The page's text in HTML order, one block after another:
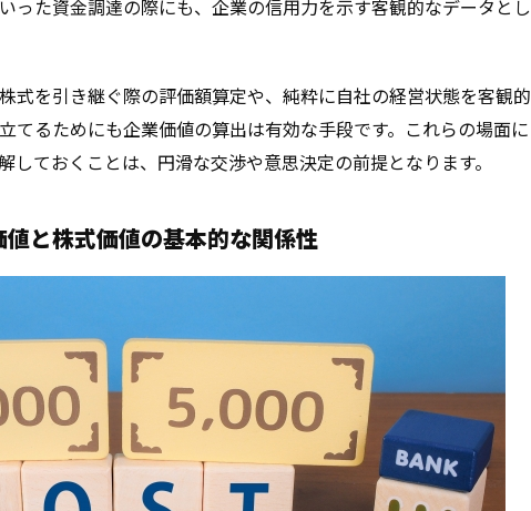
った資金調達の際にも、企業の信用力を示す客観的なデータとし
式を引き継ぐ際の評価額算定や、純粋に自社の経営状態を客観的
てるためにも企業価値の算出は有効な手段です。これらの場面に
しておくことは、円滑な交渉や意思決定の前提となります。
と株式価値の基本的な関係性